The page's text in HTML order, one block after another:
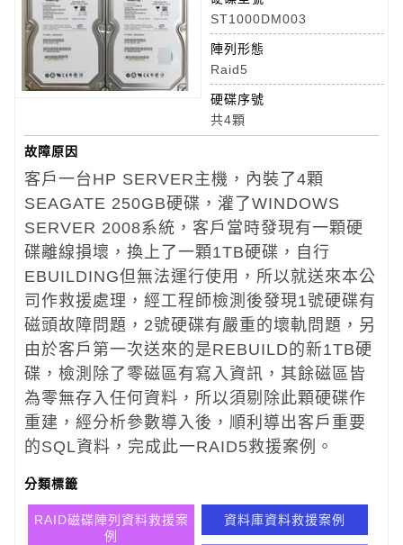
ST1000DM003
陣列形態
Raid5
硬碟序號
共4顆
故障原因
客戶一台HP SERVER主機，內裝了4顆
SEAGATE 250GB硬碟，灌了WINDOWS
SERVER 2008系統，客戶當時發現有一顆硬
碟離線損壞，換上了一顆1TB硬碟，自行
EBUILDING但無法運行使用，所以就送來本公
司作救援處理，經工程師檢測後發現1號硬碟有
磁頭故障問題，2號硬碟有嚴重的壞軌問題，另
由於客戶第一次送來的是REBUILD的新1TB硬
碟，檢測除了零磁區有寫入資訊，其餘磁區皆
為零無存入任何資料，所以須剔除此顆硬碟作
重建，經分析參數導入後，順利導出客戶重要
的SQL資料，完成此一RAID5救援案例。
分類標籤
RAID磁碟陣列資料救援案
例
資料庫資料救援案例